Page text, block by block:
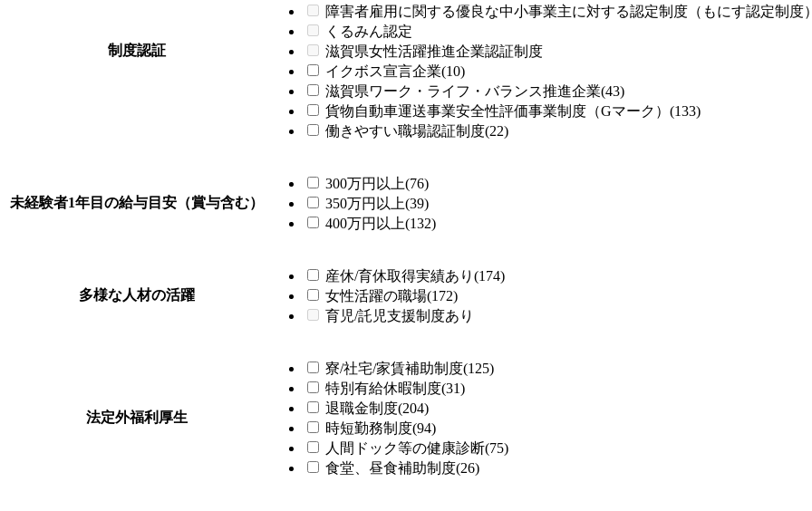
制度認証
障害者雇用に関する優良な中小事業主に対する認定制度（もにす認定制度
くるみん認定
滋賀県女性活躍推進企業認証制度
イクボス宣言企業(10)
滋賀県ワーク・ライフ・バランス推進企業(43)
貨物自動車運送事業安全性評価事業制度（Gマーク）(133)
働きやすい職場認証制度(22)
未経験者1年目の給与目安（賞与含む）
300万円以上(76)
350万円以上(39)
400万円以上(132)
多様な人材の活躍
産休/育休取得実績あり(174)
女性活躍の職場(172)
育児/託児支援制度あり
法定外福利厚生
寮/社宅/家賃補助制度(125)
特別有給休暇制度(31)
退職金制度(204)
時短勤務制度(94)
人間ドック等の健康診断(75)
食堂、昼食補助制度(26)